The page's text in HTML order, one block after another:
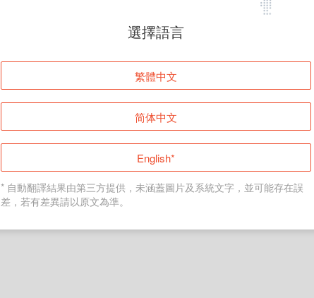
頁面無法顯示
登入
返回首頁
選擇語言
繁體中文
简体中文
English*
* 自動翻譯結果由第三方提供，未涵蓋圖片及系統文字，並可能存在誤
差，若有差異請以原文為準。